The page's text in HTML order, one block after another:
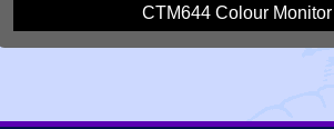
CTM644 Colour Monitor